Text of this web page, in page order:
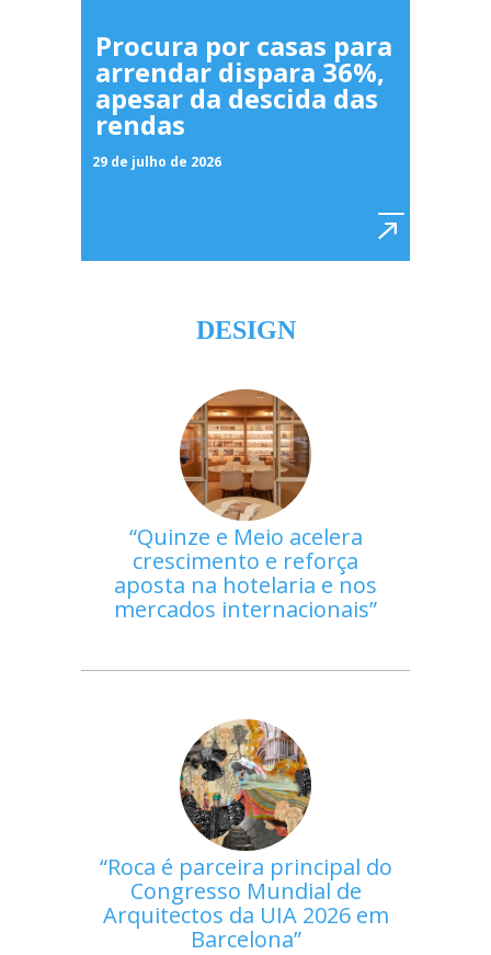
Procura por casas para
arrendar dispara 36%,
apesar da descida das
rendas
29 de julho de 2026
DESIGN
Quinze e Meio acelera
crescimento e reforça
aposta na hotelaria e nos
mercados internacionais
Roca é parceira principal do
Congresso Mundial de
Arquitectos da UIA 2026 em
Barcelona